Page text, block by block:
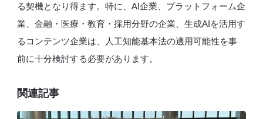
る契機となり得ます。特に、AI企業、プラットフォーム企
業、金融・医療・教育・採用分野の企業、生成AIを活用す
るコンテンツ企業は、人工知能基本法の適用可能性を事
前に十分検討する必要があります。
関連記事